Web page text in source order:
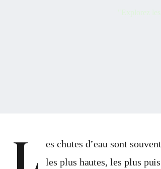
"Explorez
L
es chutes d’eau sont
les plus hautes, les plus